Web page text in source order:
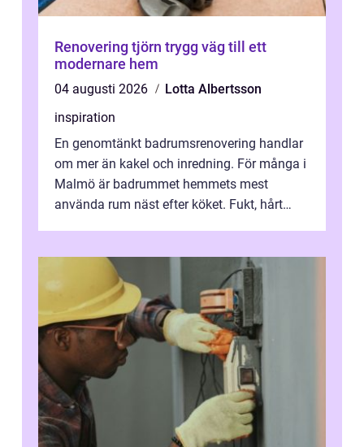
Renovering tjörn trygg väg till ett
modernare hem
04 augusti 2026
Lotta Albertsson
inspiration
En genomtänkt badrumsrenovering handlar
om mer än kakel och inredning. För många i
Malmö är badrummet hemmets mest
använda rum näst efter köket. Fukt, hårt